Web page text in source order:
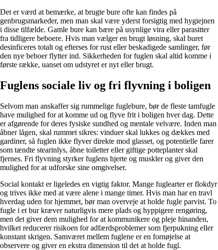
Det er værd at bemærke, at brugte bure ofte kan findes på
genbrugsmarkeder, men man skal være yderst forsigtig med hygiejnen
i disse tilfælde. Gamle bure kan bære på usynlige vira eller parasitter
fra tidligere beboere. Hvis man vælger en brugt løsning, skal buret
desinficeres totalt og efterses for rust eller beskadigede samlinger, før
den nye beboer flytter ind. Sikkerheden for fuglen skal altid komme i
første række, uanset om udstyret er nyt eller brugt.
Fuglens sociale liv og fri flyvning i boligen
Selvom man anskaffer sig rummelige fuglebure, bør de fleste tamfugle
have mulighed for at komme ud og flyve frit i boligen hver dag. Dette
er afgørende for deres fysiske sundhed og mentale velvære. Inden man
åbner lågen, skal rummet sikres: vinduer skal lukkes og dækkes med
gardiner, så fuglen ikke flyver direkte mod glasset, og potentielle farer
som tændte stearinlys, åbne toiletter eller giftige potteplanter skal
fjernes. Fri flyvning styrker fuglens hjerte og muskler og giver den
mulighed for at udforske sine omgivelser.
Social kontakt er ligeledes en vigtig faktor. Mange fuglearter er flokdyr
og trives ikke med at være alene i mange timer. Hvis man har en travl
hverdag uden for hjemmet, bør man overveje at holde fugle parvist. To
fugle i et bur kræver naturligvis mere plads og hyppigere rengøring,
men det giver dem mulighed for at kommunikere og pleje hinanden,
hvilket reducerer risikoen for adfærdsproblemer som fjerpukning eller
konstant skrigen. Samværet mellem fuglene er en fornøjelse at
observere og giver en ekstra dimension til det at holde fugl.